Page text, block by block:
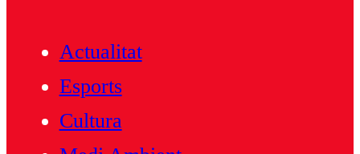
Actualitat
Esports
Cultura